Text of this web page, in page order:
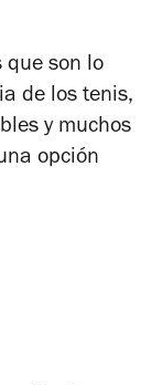
que son lo
de los tenis,
y muchos
opción